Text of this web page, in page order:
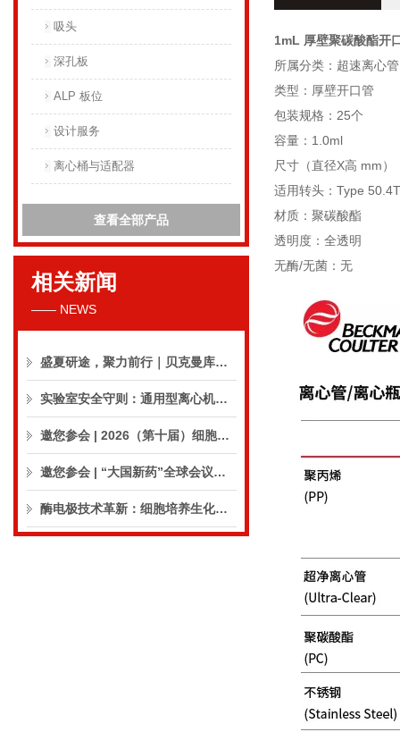
吸头
深孔板
ALP 板位
设计服务
离心桶与适配器
查看全部产品
相关新闻
—— NEWS
盛夏研途，聚力前行｜贝克曼库尔特生命科学8月活动预告
实验室安全守则：通用型离心机操作与保养的10个要点
邀您参会 | 2026（第十届）细胞外囊泡合规与临床应用大会
邀您参会 | “大国新药”全球会议（CPIC2026）
酶电极技术革新：细胞培养生化分析仪实现精准在线监测
1mL 厚壁聚碳酸酯开
所属分类：超速离心管
类型：厚壁开口管
包装规格：25个
容量：1.0ml
尺寸（直径X高 mm）
适用转头：Type
材质：聚碳酸酯
透明度：全透明
无酶/无菌：无